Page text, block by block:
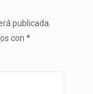
publicada.
con *